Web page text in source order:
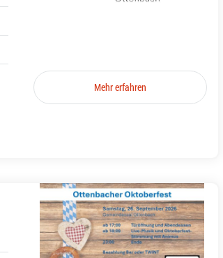
Mehr erfahren